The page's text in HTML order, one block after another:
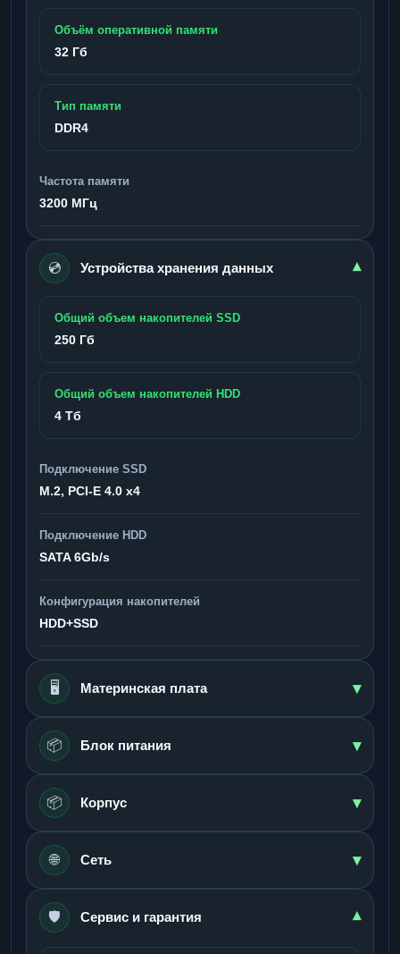
Объём оперативной памяти
32 Гб
Тип памяти
DDR4
Частота памяти
3200 МГц
💿 Устройства хранения данных ▾
Общий объем накопителей SSD
250 Гб
Общий объем накопителей HDD
4 Тб
Подключение SSD
M.2, PCI-E 4.0 x4
Подключение HDD
SATA 6Gb/s
Конфигурация накопителей
HDD+SSD
🖥️ Материнская плата ▾
📦 Блок питания ▾
📦 Корпус ▾
🌐 Сеть ▾
🛡️ Сервис и гарантия ▾